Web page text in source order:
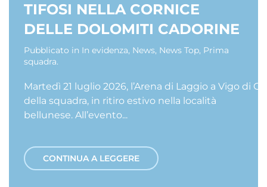
TIFOSI NELLA CORNICE
DELLE DOLOMITI CADORINE
Pubblicato in In evidenza, News, News Top, Prima
squadra.
Martedì 21 luglio 2026, l’Arena di Laggio a Vigo di
della squadra, in ritiro estivo nella località
bellunese. All’evento...
CONTINUA A LEGGERE